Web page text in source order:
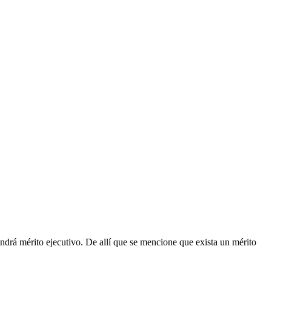
mérito ejecutivo. De allí que se mencione que exista un mérito